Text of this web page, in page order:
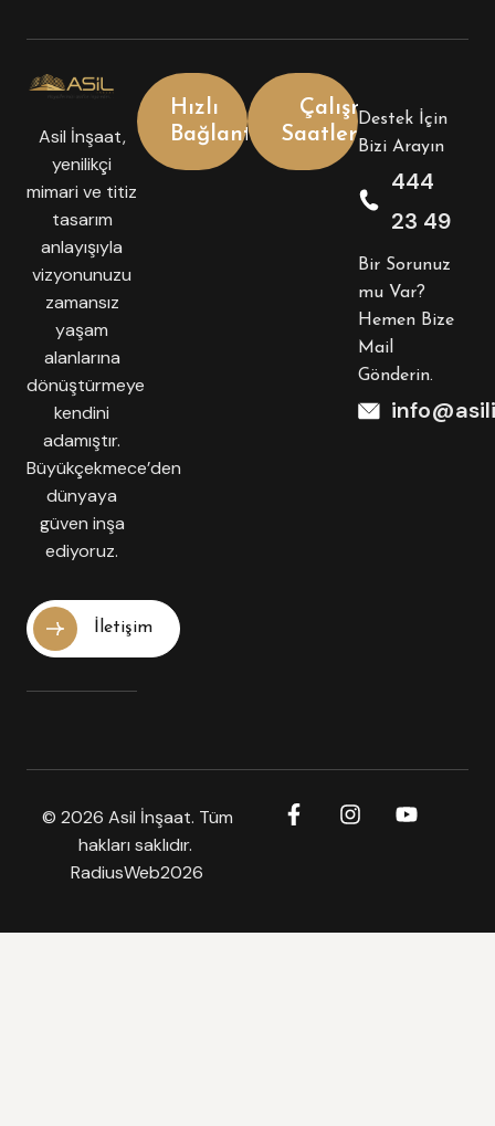
Asil İnşaat,
yenilikçi
mimari ve titiz
tasarım
anlayışıyla
vizyonunuzu
zamansız
yaşam
alanlarına
dönüştürmeye
kendini
adamıştır.
Büyükçekmece’den
dünyaya
güven inşa
ediyoruz.
İletişim
Hızlı
Bağlantılar
Çalışma
Saatlerimiz
Destek İçin
Bizi Arayın
444
23 49
Bir Sorunuz
mu Var?
Hemen Bize
Mail
Gönderin.
© 2026 Asil İnşaat. Tüm
hakları saklıdır.
RadiusWeb2026